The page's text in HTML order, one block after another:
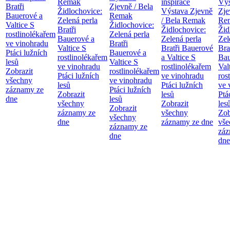
Bratři
Bauerové a
Valtice S
rostlinolékařem
ve vinohradu
Ptáci lužních
lesů
Zobrazit
všechny
záznamy ze
dne
Remak
Židlochovice:
Zelená perla
Bratři
Bauerové a
Valtice S
rostlinolékařem
ve vinohradu
Ptáci lužních
lesů
Zobrazit
všechny
záznamy ze
dne
Zjevně / Bela
Remak
Židlochovice:
Zelená perla
Bratři
Bauerové a
Valtice S
rostlinolékařem
ve vinohradu
Ptáci lužních
lesů
Zobrazit
všechny
záznamy ze
dne
inspirace
Výstava Zjevně
/ Bela Remak
Židlochovice:
Zelená perla
Bratři Bauerové
a Valtice S
rostlinolékařem
ve vinohradu
Ptáci lužních
lesů
Zobrazit
všechny
záznamy ze dne
ve
dne